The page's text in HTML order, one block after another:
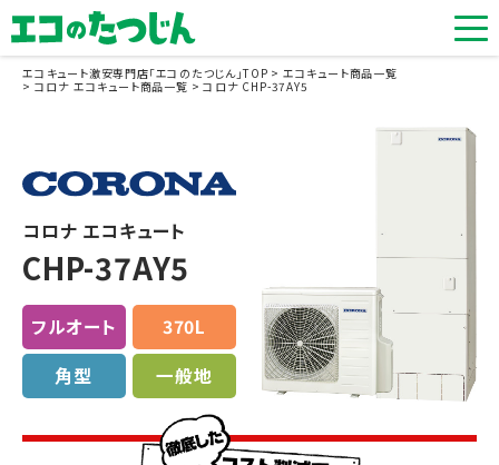
エコキュート激安専門店「エコのたつじん」TOP
エコキュート商品一覧
コロナ エコキュート商品一覧
コロナ CHP-37AY5
コロナ エコキュート
CHP-37AY5
フルオート
370L
角型
一般地